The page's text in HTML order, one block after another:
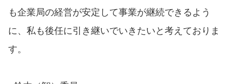
も企業局の経営が安定して事業が継続できるよう
に、私も後任に引き継いでいきたいと考えておりま
す。